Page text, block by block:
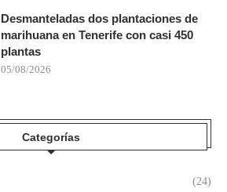
Desmanteladas dos plantaciones de
marihuana en Tenerife con casi 450
plantas
05/08/2026
Categorías
(24)